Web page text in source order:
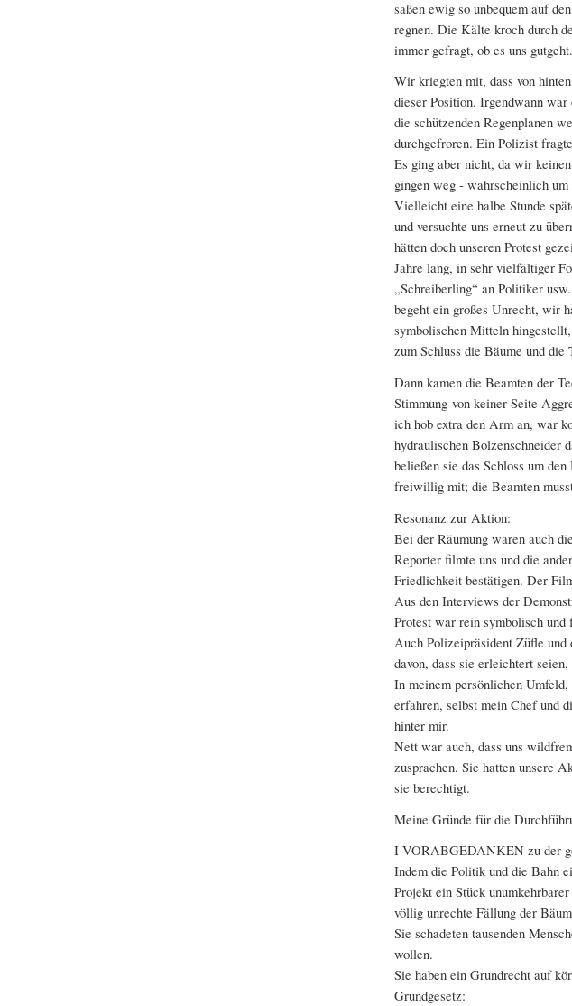
saßen ewig so unbequem auf
regnen. Die Kälte kroch durch
immer gefragt, ob es uns
Wir kriegten mit, dass von
dieser Position. Irgendwann
die schützenden Regenplanen
durchgefroren. Ein Polizist
Es ging aber nicht, da wir
gingen weg - wahrscheinlich
Vielleicht eine halbe Stunde
und versuchte uns erneut zu
hätten doch unseren Protest
Jahre lang, in sehr vielfältiger
„Schreiberling“ an Politiker
begeht ein großes Unrecht, wir
symbolischen Mitteln
zum Schluss die Bäume und die
Dann kamen die Beamten der
Stimmung-von keiner Seite
ich hob extra den Arm an, war
hydraulischen Bolzenschneider
beließen sie das Schloss um
freiwillig mit; die Beamten
Resonanz zur Aktion:
Bei der Räumung waren auch
Reporter filmte uns und die
Friedlichkeit bestätigen. Der
Aus den Interviews der
Protest war rein symbolisch
Auch Polizeipräsident Züfle
davon, dass sie erleichtert
In meinem persönlichen
erfahren, selbst mein Chef und
hinter mir.
Nett war auch, dass uns
zusprachen. Sie hatten unsere
sie berechtigt.
Meine Gründe für die
I VORABGEDANKEN zu der
Indem die Politik und die Bahn
Projekt ein Stück
völlig unrechte Fällung der
Sie schadeten tausenden
wollen.
Sie haben ein Grundrecht auf
Grundgesetz: